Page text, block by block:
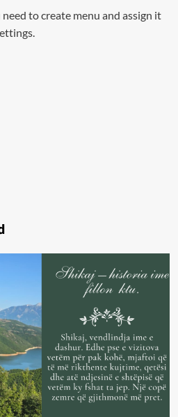
to create menu and assign it